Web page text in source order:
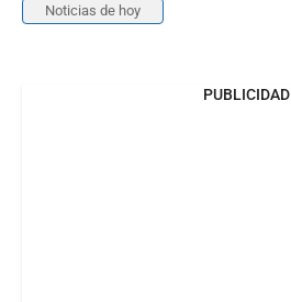
Noticias de hoy
PUBLICIDAD